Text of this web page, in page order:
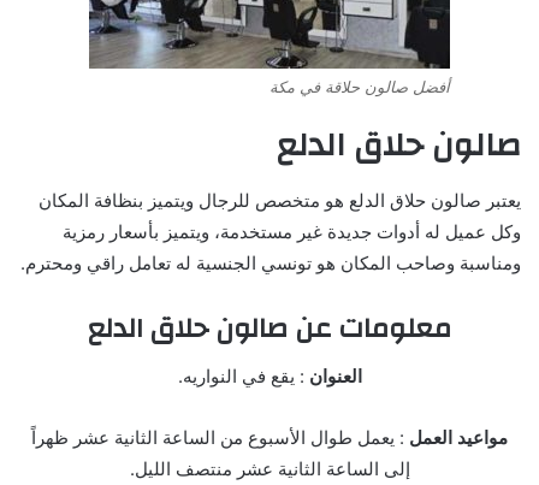
أفضل صالون حلاقة في مكة
صالون حلاق الدلع
يعتبر صالون حلاق الدلع هو متخصص للرجال ويتميز بنظافة المكان
وكل عميل له أدوات جديدة غير مستخدمة، ويتميز بأسعار رمزية
ومناسبة وصاحب المكان هو تونسي الجنسية له تعامل راقي ومحترم.
معلومات عن صالون حلاق الدلع
العنوان : يقع في النواريه.
مواعيد العمل : يعمل طوال الأسبوع من الساعة الثانية عشر ظهراً
إلى الساعة الثانية عشر منتصف الليل.